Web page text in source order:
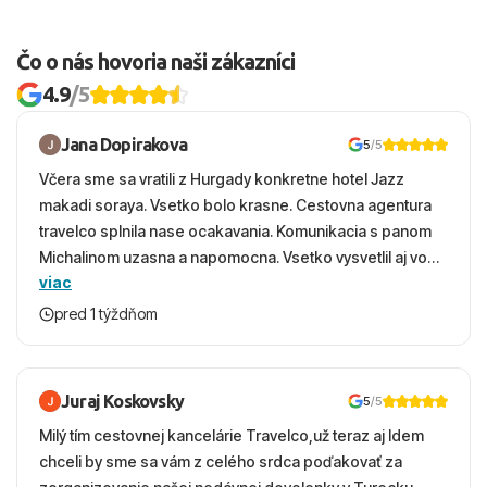
Čo o nás hovoria naši zákazníci
4.9/5
Jana Dopirakova 5/5
Včera sme sa vratili z Hurgady konkretne hotel Jazz
makadi soraya. Vsetko bolo krasne. Cestovna agentura
travelco splnila nase ocakavania. Komunikacia s panom
Michalinom uzasna a napomocna. Vsetko vysvetlil aj vo
vecernych hodinach zaco sa ospravedlnujem. Hotel
krasny, cisty. Sluzby top. Strava, prostredie, more,
viac
pred 1 týždňom
Juraj Koskovsky 5/5
Milý tím cestovnej kancelárie Travelco,už teraz aj Idem
chceli by sme sa vám z celého srdca poďakovať za